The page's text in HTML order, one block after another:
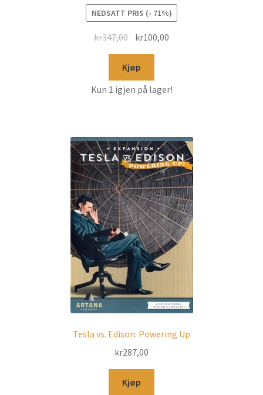
NEDSATT PRIS (- 71%)
kr347,00 kr100,00
Kjøp
Kun 1 igjen på lager!
Tesla vs. Edison: Powering Up
kr287,00
Kjøp